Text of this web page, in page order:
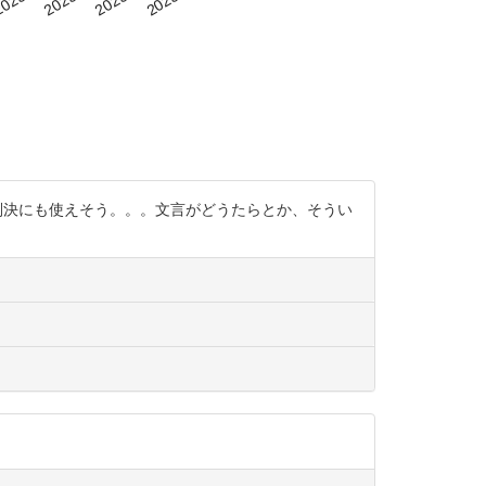
にも使えそう。。。文言がどうたらとか、そうい